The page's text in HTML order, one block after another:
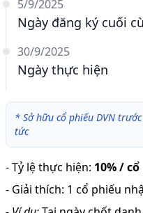
5/9/2025
Ngày đăng ký cuối
30/9/2025
Ngày thực hiện
* Sở hữu cổ phiếu DVN
tức
-Tỷ lệ thực hiện: 10% /
- Giải thích: 1 cổ phiếu